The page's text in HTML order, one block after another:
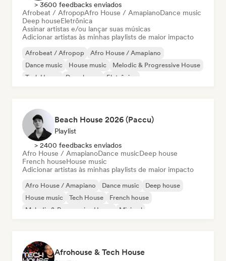
> 3600 feedbacks enviados
Afrobeat / AfropopAfro House / AmapianoDance music
Deep houseEletrônica
Assinar artistas e/ou lançar suas músicas
Adicionar artistas às minhas playlists de maior impacto
Afrobeat / Afropop
Afro House / Amapiano
Dance music
House music
Melodic & Progressive House
Tech House
Deep house Eletrônica
Beach House 2026 (Paccu)
Playlist
> 2400 feedbacks enviados
Afro House / AmapianoDance musicDeep house
French houseHouse music
Adicionar artistas às minhas playlists de maior impacto
Afro House / Amapiano Dance music
Deep house
House music
Tech House
French house
Melodic & Progressive House
Minimal
Afrohouse & Tech House